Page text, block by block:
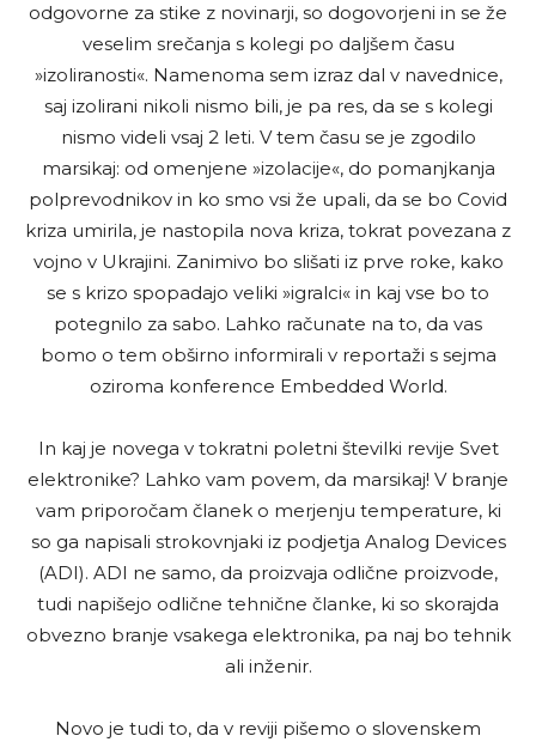
odgovorne za stike z novinarji, so dogovorjeni in se že
veselim srečanja s kolegi po daljšem času
»izoliranosti«. Namenoma sem izraz dal v navednice,
saj izolirani nikoli nismo bili, je pa res, da se s kolegi
nismo videli vsaj 2 leti. V tem času se je zgodilo
marsikaj: od omenjene »izolacije«, do pomanjkanja
polprevodnikov in ko smo vsi že upali, da se bo Covid
kriza umirila, je nastopila nova kriza, tokrat povezana z
vojno v Ukrajini. Zanimivo bo slišati iz prve roke, kako
se s krizo spopadajo veliki »igralci« in kaj vse bo to
potegnilo za sabo. Lahko računate na to, da vas
bomo o tem obširno informirali v reportaži s sejma
oziroma konference Embedded World.
In kaj je novega v tokratni poletni številki revije Svet
elektronike? Lahko vam povem, da marsikaj! V branje
vam priporočam članek o merjenju temperature, ki
so ga napisali strokovnjaki iz podjetja Analog Devices
(ADI). ADI ne samo, da proizvaja odlične proizvode,
tudi napišejo odlične tehnične članke, ki so skorajda
obvezno branje vsakega elektronika, pa naj bo tehnik
ali inženir.
Novo je tudi to, da v reviji pišemo o slovenskem